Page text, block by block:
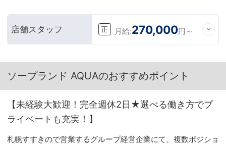
店舗スタッフ 正 月給:270,000円～
ソープランド AQUAのおすすめポイント
【未経験大歓迎！完全週休2日★選べる働き方でプ
ライベートも充実！】
札幌すすきので営業するグループ経営企業にて、複数ポジショ